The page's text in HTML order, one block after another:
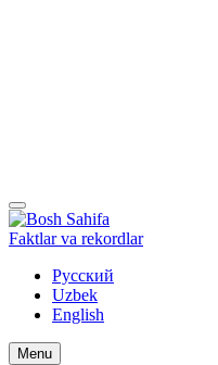
Faktlar va rekordlar
Русский
Uzbek
English
Menu